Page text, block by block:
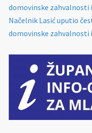
domovinske
Načelnik Lasić uputio
domovinske